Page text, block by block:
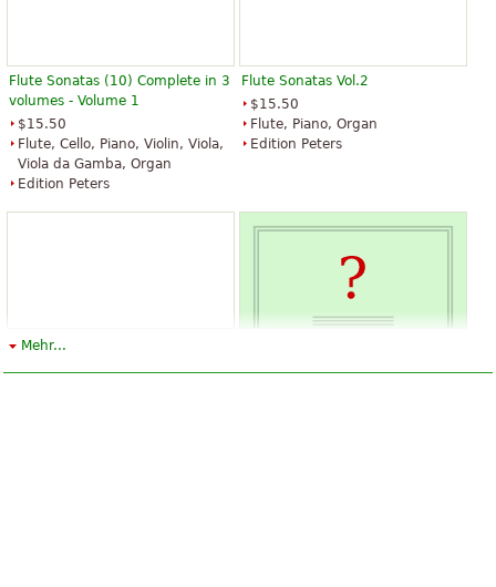
Flute Sonatas (10) Complete in 3
volumes - Volume 1
$15.50
Flute, Cello, Piano, Violin, Viola,
Viola da Gamba, Organ
Edition Peters
Flute Sonatas Vol.2
$15.50
Flute, Piano, Organ
Edition Peters
Flute Sonatas (10) Complete in 3
Mehr...